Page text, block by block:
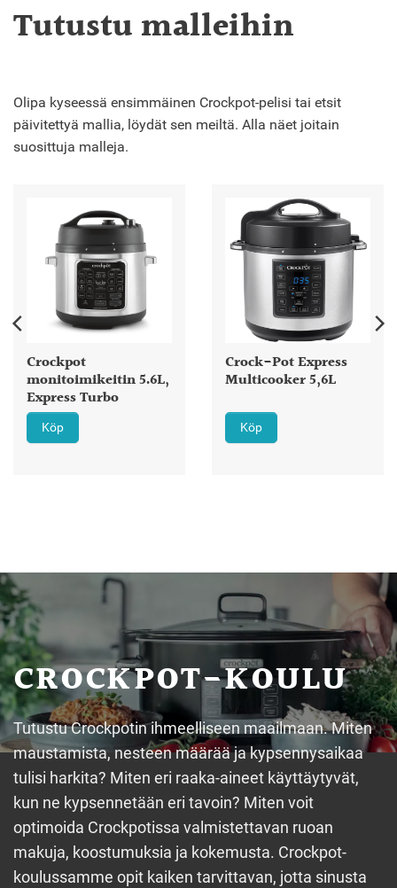
Tutustu malleihin
Olipa kyseessä ensimmäinen Crockpot-pelisi tai etsit
päivitettyä mallia, löydät sen meiltä. Alla näet joitain
suosittuja malleja.
Crockpot
monitoimikeitin 5.6L,
Express Turbo
Köp
Crock-Pot Express
Multicooker 5,6L
Köp
CROCKPOT-KOULU
Tutustu Crockpotin ihmeelliseen maailmaan. Miten
maustamista, nesteen määrää ja kypsennysaikaa
tulisi harkita? Miten eri raaka-aineet käyttäytyvät,
kun ne kypsennetään eri tavoin? Miten voit
optimoida Crockpotissa valmistettavan ruoan
makuja, koostumuksia ja kokemusta. Crockpot-
koulussamme opit kaiken tarvittavan, jotta sinusta